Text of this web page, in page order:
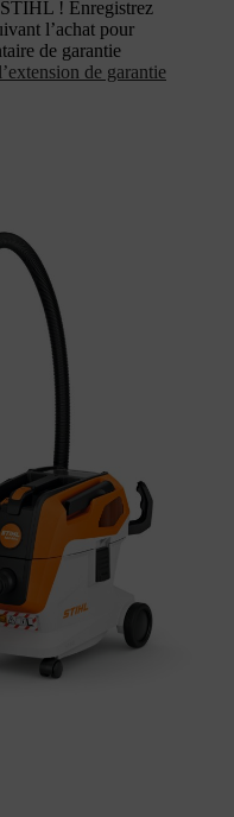
! Enregistrez
l’achat pour
de garantie
de garantie